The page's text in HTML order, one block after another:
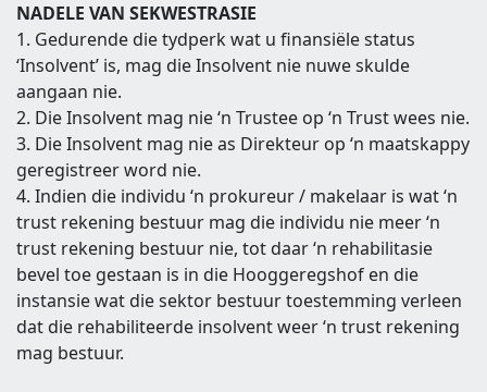
NADELE VAN SEKWESTRASIE
1. Gedurende die tydperk wat u finansiële status
‘Insolvent’ is, mag die Insolvent nie nuwe skulde
aangaan nie.
2. Die Insolvent mag nie ‘n Trustee op ‘n Trust wees nie.
3. Die Insolvent mag nie as Direkteur op ‘n maatskappy
geregistreer word nie.
4. Indien die individu ‘n prokureur / makelaar is wat ‘n
trust rekening bestuur mag die individu nie meer ‘n
trust rekening bestuur nie, tot daar ‘n rehabilitasie
bevel toe gestaan is in die Hooggeregshof en die
instansie wat die sektor bestuur toestemming verleen
dat die rehabiliteerde insolvent weer ‘n trust rekening
mag bestuur.